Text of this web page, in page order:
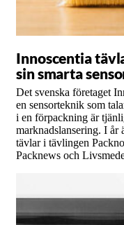
Innoscentia
sin smarta
Det svenska företaget
en sensorteknik som
i en förpackning är
marknadslansering. I år
tävlar i tävlingen
Packnews och